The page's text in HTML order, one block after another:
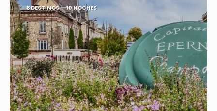
8 DESTINOS 10 NOCHES